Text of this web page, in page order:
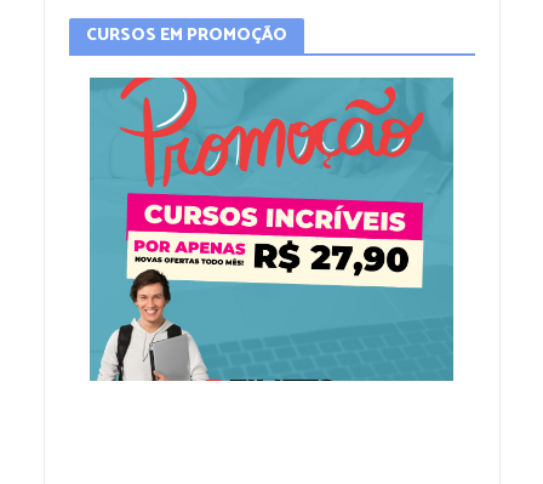
CURSOS EM PROMOÇÃO